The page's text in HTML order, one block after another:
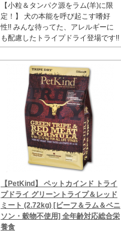
【小粒＆タンパク源をラム(羊)に限
定！】 犬の本能を呼び起こす嗜好
性!! みんな待ってた、アレルギーに
も配慮したトライプドライ登場です!!
【PetKind】 ペットカインド トライ
プドライ グリーントライプ＆レッド
ミート (2.72kg) [ビーフ＆ラム＆ベニ
ソン・穀物不使用] 全年齢対応総合栄
養食